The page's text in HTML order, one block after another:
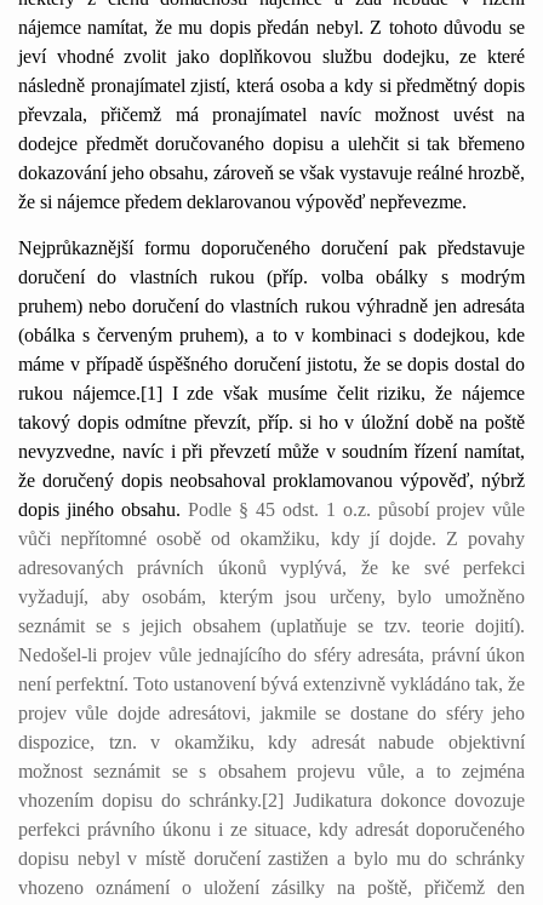
nájemce namítat, že mu dopis předán nebyl. Z tohoto důvodu se
jeví vhodné zvolit jako doplňkovou službu dodejku, ze které
následně pronajímatel zjistí, která osoba a kdy si předmětný dopis
převzala, přičemž má pronajímatel navíc možnost uvést na
dodejce předmět doručovaného dopisu a ulehčit si tak břemeno
dokazování jeho obsahu, zároveň se však vystavuje reálné hrozbě,
že si nájemce předem deklarovanou výpověď nepřevezme.
Nejprůkaznější formu doporučeného doručení pak představuje
doručení do vlastních rukou (příp. volba obálky s modrým
pruhem) nebo doručení do vlastních rukou výhradně jen adresáta
(obálka s červeným pruhem), a to v kombinaci s dodejkou, kde
máme v případě úspěšného doručení jistotu, že se dopis dostal do
rukou nájemce.[1]I zde však musíme čelit riziku, že nájemce
takový dopis odmítne převzít, příp. si ho v úložní době na poště
nevyzvedne, navíc i při převzetí může v soudním řízení namítat,
že doručený dopis neobsahoval proklamovanou výpověď, nýbrž
dopis jiného obsahu. Podle § 45 odst. 1 o.z. působí projev vůle
vůči nepřítomné osobě od okamžiku, kdy jí dojde. Z povahy
adresovaných právních úkonů vyplývá, že ke své perfekci
vyžadují, aby osobám, kterým jsou určeny, bylo umožněno
seznámit se s jejich obsahem (uplatňuje se tzv. teorie dojití).
Nedošel-li projev vůle jednajícího do sféry adresáta, právní úkon
není perfektní. Toto ustanovení bývá extenzivně vykládáno tak, že
projev vůle dojde adresátovi, jakmile se dostane do sféry jeho
dispozice, tzn. v okamžiku, kdy adresát nabude objektivní
možnost seznámit se s obsahem projevu vůle, a to zejména
vhozením dopisu do schránky.[2] Judikatura dokonce dovozuje
perfekci právního úkonu i ze situace, kdy adresát doporučeného
dopisu nebyl v místě doručení zastižen a bylo mu do schránky
vhozeno oznámení o uložení zásilky na poště, přičemž den